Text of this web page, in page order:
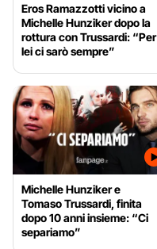
Eros Ramazzotti vicino a
Michelle Hunziker dopo la
rottura con Trussardi: “Per
lei ci sarò sempre”
Michelle Hunziker e
Tomaso Trussardi, finita
dopo 10 anni insieme: “Ci
separiamo”